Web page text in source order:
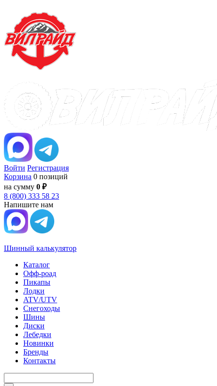
Войти Регистрация
Корзина 0 позиций
на сумму 0 ₽
8 (800) 333 58 23
Напишите нам
Шинный калькулятор
Каталог
Офф-роад
Пикапы
Лодки
ATV/UTV
Снегоходы
Шины
Диски
Лебедки
Новинки
Бренды
Контакты